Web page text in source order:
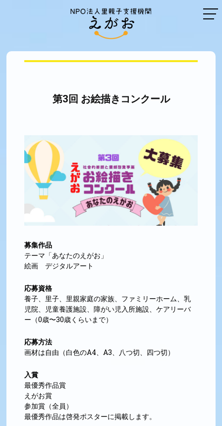
第3回 お絵描きコンクール
募集作品
テーマ「あなたのえがお」
絵画 デジタルアート
応募資格
養子、里子、里親家庭の家族、ファミリーホーム、乳
児院、児童養護施設、障がい児入所施設、ケアリーバ
ー（0歳〜30歳くらいまで）
応募方法
画材は自由（白色のA4、A3、八つ切、四つ切）
入賞
最優秀作品賞
えがお賞
参加賞（全員）
最優秀作品は啓発ポスターに掲載します。